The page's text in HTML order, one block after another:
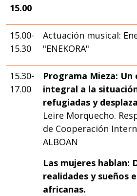
15.00
15.00-
15.30
Actuación musical:
"ENEKORA"
15.30-
17.00
Programa Mieza: Un
integral a la
refugiadas y
Leire Morquecho.
de Cooperación
ALBOAN
Las mujeres hablan:
realidades y sueños
africanas.